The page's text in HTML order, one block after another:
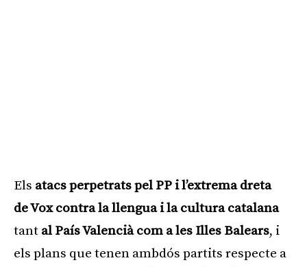
Els atacs perpetrats pel PP i l’extrema dreta
de Vox contra la llengua i la cultura catalana
tant al País Valencià com a les Illes Balears, i
els plans que tenen ambdós partits respecte a